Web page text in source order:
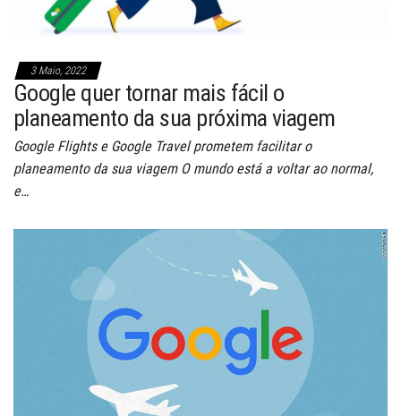
3 Maio, 2022
Google quer tornar mais fácil o
planeamento da sua próxima viagem
Google Flights e Google Travel prometem facilitar o
planeamento da sua viagem O mundo está a voltar ao normal,
e…